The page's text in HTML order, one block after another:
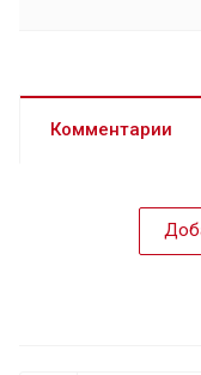
Комментарии